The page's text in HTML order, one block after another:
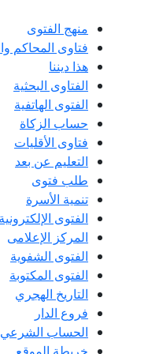
منهج الفتوى
فتاوى المحاكم
هذا ديننا
الفتاوى البحثية
الفتوى الهاتفية
حساب الزكاة
فتاوى الأقليات
التعليم عن بعد
طلب فتوى
تنمية الأسرة
الفتوى الإلكترونية
المركز الإعلامى
الفتوى الشفوية
الفتوى المكتوبة
التاريخ الهجري
فروع الدار
الحساب الشرعي